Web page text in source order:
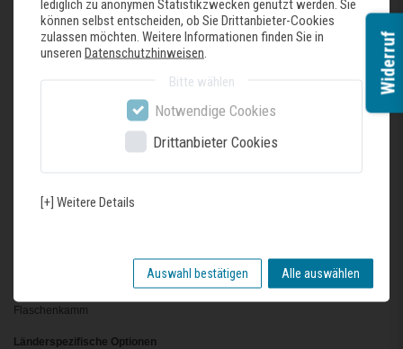
Kühlteil
Nutzinhalt Kühlfächer: 136 l
Frischhaltesystem
Gerätemaße ( H x B x T): 87.4 cm x 54.1 cm x 54.8 cm
Nischenmaße (H x B x T): 88.0 cm x 56.0 cm x 55.0 cm
Technische Informationen
Flaschenkamm
Länderspezifische Optionen
lediglich zu anonymen Statistikzwecken genutzt werden. Sie
können selbst entscheiden, ob Sie Drittanbieter-Cookies
zulassen möchten. Weitere Informationen finden Sie in
unseren Datenschutzhinweisen
Bitte wählen
Notwendige Cookies
Drittanbieter Cookies
[+] Weitere Details
Auswahl bestätigen Alle auswählen
Widerruf